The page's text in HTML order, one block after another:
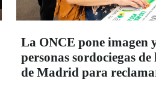
La ONCE pone imagen
personas sordociegas
de Madrid para